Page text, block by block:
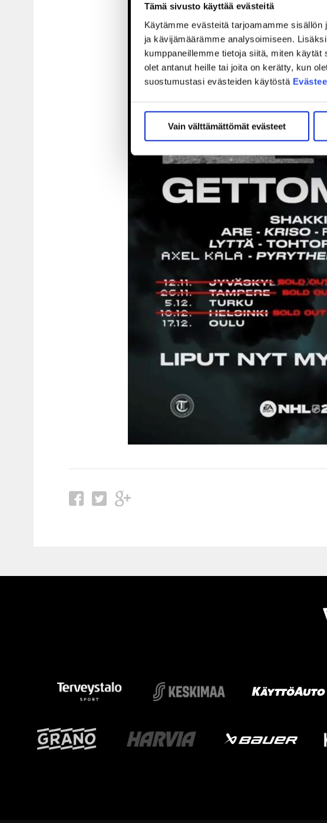
Tämä sivusto käyttää evästeitä
Käytämme evästeitä tarjoamamme
ja kävijämäärämme analysoimiseen.
kumppaneillemme tietoja siitä, miten
olet antanut heille tai joita on kerätty, kun
suostumustasi evästeiden käytöstä
Vain välttämättömät evästeet